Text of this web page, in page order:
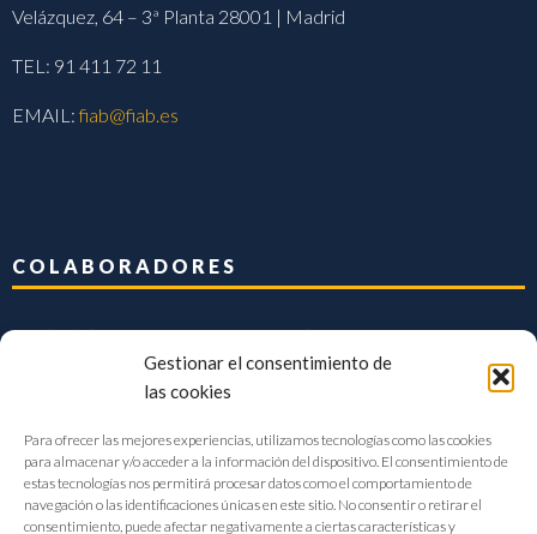
Gestionar el consentimiento de
las cookies
Para ofrecer las mejores experiencias, utilizamos tecnologías como las cookies
para almacenar y/o acceder a la información del dispositivo. El consentimiento de
estas tecnologías nos permitirá procesar datos como el comportamiento de
navegación o las identificaciones únicas en este sitio. No consentir o retirar el
consentimiento, puede afectar negativamente a ciertas características y
Velázquez, 64 – 3ª Planta 28001 | Madrid
TEL: 91 411 72 11
EMAIL:fiab@fiab.es
COLABORADORES